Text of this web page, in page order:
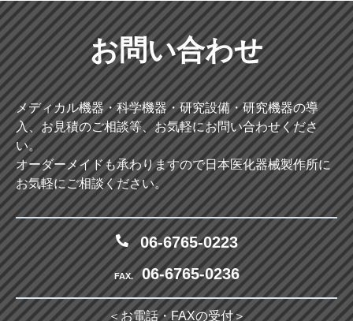
お問い合わせ
メディカル機器・科学機器・研究設備・研究機器の導
入、お見積のご相談等、お気軽にお問い合わせくださ
い。
オーダーメイドも承わりますので日本医化器械製作所に
お気軽にご相談ください。
06-6765-0223
FAX. 06-6765-0236
＜お電話・FAXの受付＞